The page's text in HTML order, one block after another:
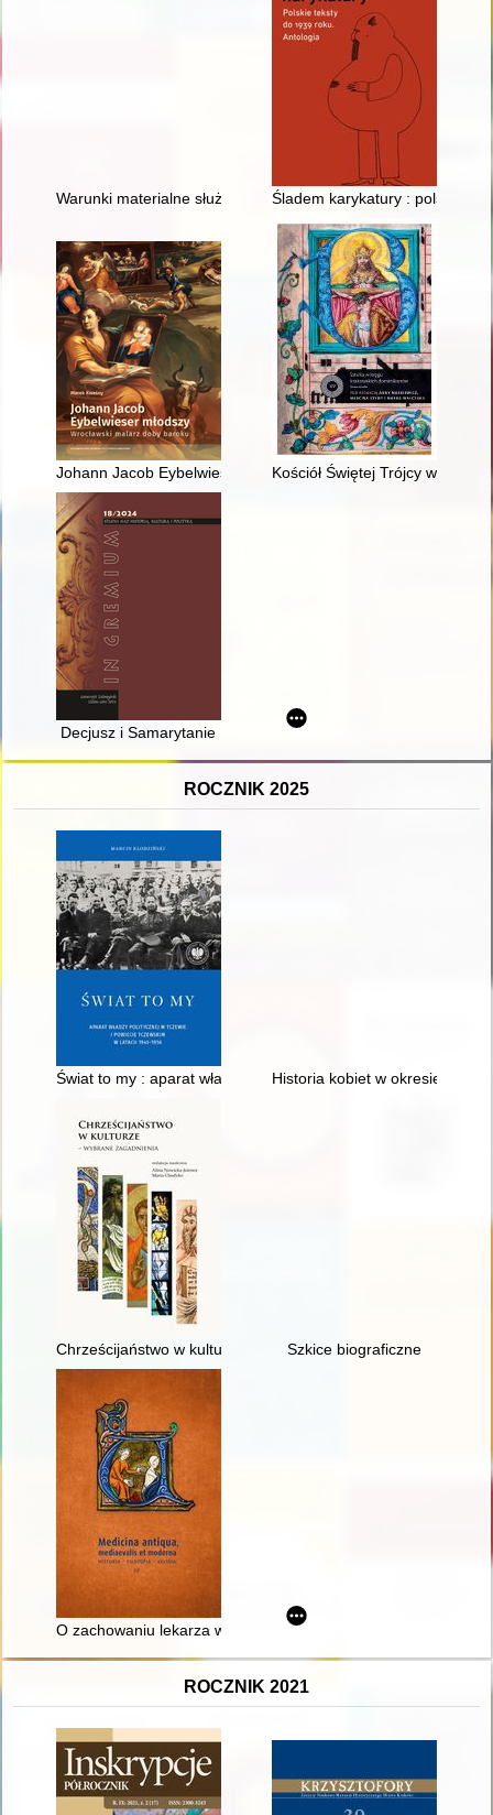
Warunki materialne służby w toruńskiej milicji miejskiej w
Śladem karykatury : polskie
Johann Jacob Eybelwieser młodszy (1667-1744) : wrocławski
Kościół Świętej Trójcy w
Decjusz i Samarytanie
ROCZNIK 2025
Świat to my : aparat władzy politycznej w Tczewie i powiecie
Historia kobiet w okresie
Chrześcijaństwo w kulturze : wybrane zagadnienia
Szkice biograficzne
O zachowaniu lekarza w świetle dwunastowiecznego traktatu
ROCZNIK 2021